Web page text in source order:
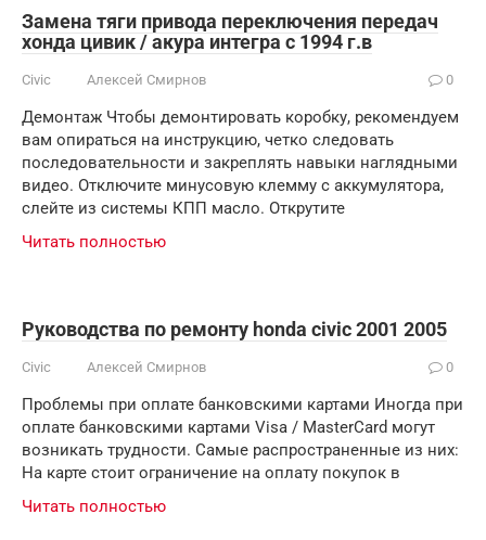
Замена тяги привода переключения передач
хонда цивик / акура интегра с 1994 г.в
Civic Алексей Смирнов 0
Демонтаж Чтобы демонтировать коробку, рекомендуем
вам опираться на инструкцию, четко следовать
последовательности и закреплять навыки наглядными
видео. Отключите минусовую клемму с аккумулятора,
слейте из системы КПП масло. Открутите
Читать полностью
Руководства по ремонту honda civic 2001 2005
Civic Алексей Смирнов 0
Проблемы при оплате банковскими картами Иногда при
оплате банковскими картами Visa / MasterCard могут
возникать трудности. Самые распространенные из них:
На карте стоит ограничение на оплату покупок в
Читать полностью